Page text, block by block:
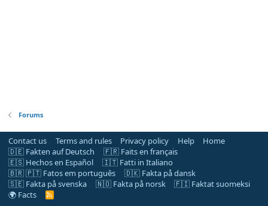
Forums
Contact us Terms and rules Privacy policy Help
Home
🇩🇪 Fakten auf Deutsch
🇫🇷 Faits en français
🇪🇸 Hechos en Español
🇮🇹 Fatti in Italiano
🇧🇷 🇵🇹 Fatos em português
🇩🇰 Fakta på dansk
🇸🇪 Fakta på svenska
🇳🇴 Fakta på norsk
🇫🇮 Faktat suomeksi
🌍 Facts
R